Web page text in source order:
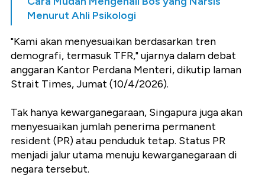
Menurut Ahli Psikologi
"Kami akan menyesuaikan berdasarkan tren
demografi, termasuk TFR," ujarnya dalam debat
anggaran Kantor Perdana Menteri, dikutip laman
Strait Times, Jumat (10/4/2026).
Tak hanya kewarganegaraan, Singapura juga akan
menyesuaikan jumlah penerima permanent
resident (PR) atau penduduk tetap. Status PR
menjadi jalur utama menuju kewarganegaraan di
negara tersebut.